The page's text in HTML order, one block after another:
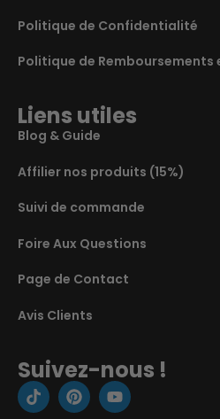
Politique de Confidentialité
Politique de Remboursements
Liens utiles
Blog & Guide
Affilier nos produits (15%)
Suivi de commande
Foire Aux Questions
Page de Contact
Avis Clients
Suivez-nous !